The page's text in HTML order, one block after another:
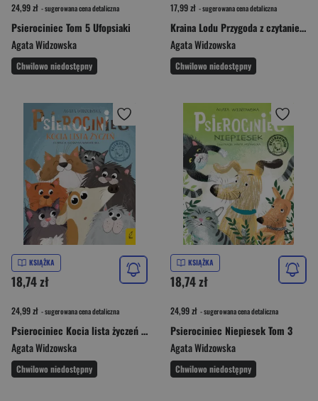
24,99 zł - sugerowana cena detaliczna
Psierociniec Tom 5 Ufopsiaki
Agata Widzowska
Chwilowo niedostępny
17,99 zł - sugerowana cena detaliczna
Kraina Lodu Przygoda z czytaniem Czytam płynnie
Agata Widzowska
Chwilowo niedostępny
KSIĄŻKA
18,74 zł
24,99 zł - sugerowana cena detaliczna
Psierociniec Kocia lista życzeń Tom 4
Agata Widzowska
Chwilowo niedostępny
KSIĄŻKA
18,74 zł
24,99 zł - sugerowana cena detaliczna
Psierociniec Niepiesek Tom 3
Agata Widzowska
Chwilowo niedostępny